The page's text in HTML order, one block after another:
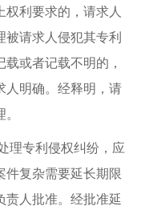
权利要求的，请求人
被请求人侵犯其专利
或者记载不明的，
人明确。经释明，请
理专利侵权纠纷，应
件复杂需要延长期限
责人批准。经批准延